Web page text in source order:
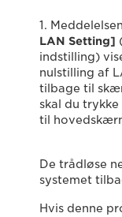
1. Meddelelsen
LAN Setting]
indstilling)
nulstilling af
tilbage til
skal du trykke
til
De trådløse
systemet
Hvis denne